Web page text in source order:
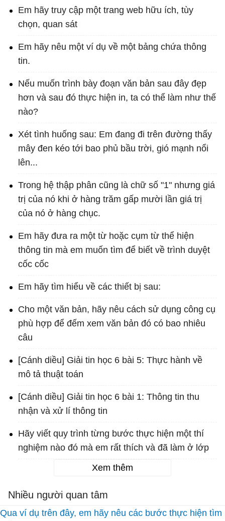
Em hãy truy cập một trang web hữu ích, tùy
chọn, quan sát
Em hãy nêu một ví dụ về một bảng chứa thông
tin.
Nếu muốn trình bày đoạn văn bản sau đây đẹp
hơn và sau đó thực hiện in, ta có thể làm như thế
nào?
Xét tình huống sau: Em đang đi trên đường thấy
mây đen kéo tới bao phủ bầu trời, gió mạnh nổi
lên...
Trong hệ thập phân cũng là chữ số "1" nhưng giá
trị của nó khi ở hàng trăm gấp mười lần giá trị
của nó ở hàng chục.
Em hãy đưa ra một từ hoặc cụm từ thể hiện
thông tin mà em muốn tìm để biết về trình duyệt
cốc cốc
Em hãy tìm hiểu về các thiết bị sau:
Cho một văn bản, hãy nêu cách sử dụng công cụ
phù hợp để đếm xem văn bản đó có bao nhiêu
câu
[Cánh diều] Giải tin học 6 bài 5: Thực hành về
mô tả thuật toán
[Cánh diều] Giải tin học 6 bài 1: Thông tin thu
nhận và xử lí thông tin
Hãy viết quy trình từng bước thực hiện một thí
nghiệm nào đó mà em rất thích và đã làm ở lớp
Xem thêm
Nhiều người quan tâm
Qua ví dụ trên đây, em hãy nêu các bước thực hiện tìm